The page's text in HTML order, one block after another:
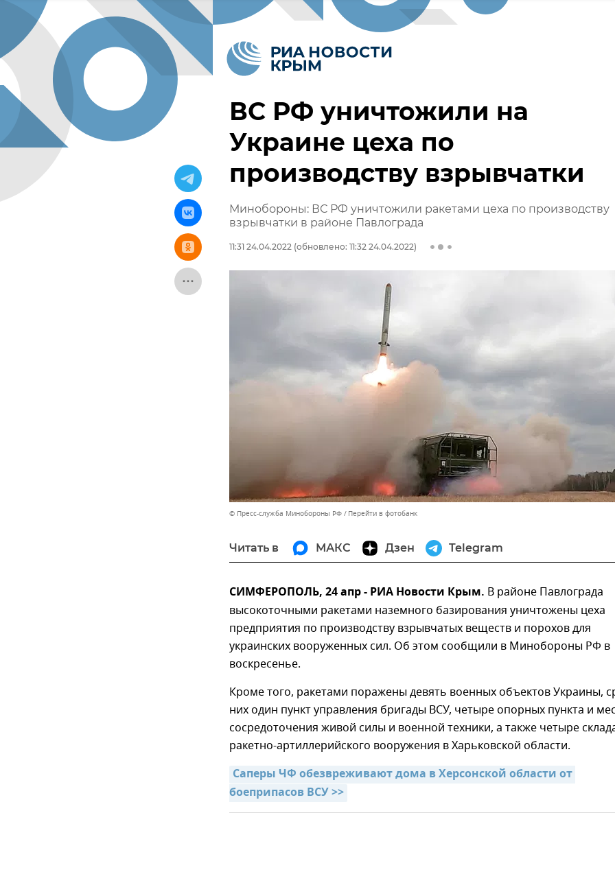
ВС РФ уничтожили на
Украине цеха по
производству взрывчатки
Минобороны: ВС РФ уничтожили ракетами цеха по производству
взрывчатки в районе Павлограда
11:31 24.04.2022 (обновлено: 11:32 24.04.2022)
© Пресс-служба Минобороны РФ Перейти в фотобанк
Читать в МАКС Дзен Telegram
СИМФЕРОПОЛЬ, 24 апр - РИА Новости Крым. В районе Павлограда
высокоточными ракетами наземного базирования уничтожены цеха
предприятия по производству взрывчатых веществ и порохов для
украинских вооруженных сил. Об этом сообщили в Минобороны РФ в
воскресенье.
Кроме того, ракетами поражены девять военных объектов Украины,
них один пункт управления бригады ВСУ, четыре опорных пункта и
сосредоточения живой силы и военной техники, а также четыре
ракетно-артиллерийского вооружения в Харьковской области.
Саперы ЧФ обезвреживают дома в Херсонской области от
боеприпасов ВСУ >>